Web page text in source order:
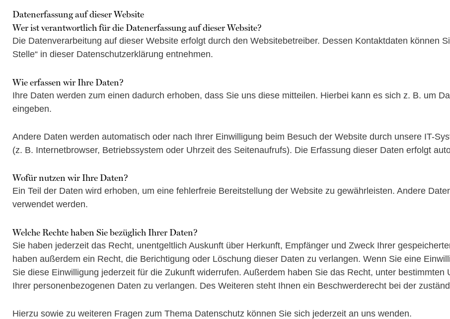
Datenerfassung auf dieser Website
Wer ist verantwortlich für die Datenerfassung auf dieser Website?
Die Datenverarbeitung auf dieser Website erfolgt durch den Websitebetreiber. Dessen Kontaktdaten können
Stelle“ in dieser Datenschutzerklärung entnehmen.
Wie erfassen wir Ihre Daten?
Ihre Daten werden zum einen dadurch erhoben, dass Sie uns diese mitteilen. Hierbei kann es sich z. B. um
eingeben.
Andere Daten werden automatisch oder nach Ihrer Einwilligung beim Besuch der Website durch unsere IT-
(z. B. Internetbrowser, Betriebssystem oder Uhrzeit des Seitenaufrufs). Die Erfassung dieser Daten erfolgt
Wofür nutzen wir Ihre Daten?
Ein Teil der Daten wird erhoben, um eine fehlerfreie Bereitstellung der Website zu gewährleisten. Andere
verwendet werden.
Welche Rechte haben Sie bezüglich Ihrer Daten?
Sie haben jederzeit das Recht, unentgeltlich Auskunft über Herkunft, Empfänger und Zweck Ihrer
haben außerdem ein Recht, die Berichtigung oder Löschung dieser Daten zu verlangen. Wenn Sie eine
Sie diese Einwilligung jederzeit für die Zukunft widerrufen. Außerdem haben Sie das Recht, unter
Ihrer personenbezogenen Daten zu verlangen. Des Weiteren steht Ihnen ein Beschwerderecht bei der
Hierzu sowie zu weiteren Fragen zum Thema Datenschutz können Sie sich jederzeit an uns wenden.